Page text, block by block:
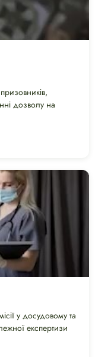
дозволу на
у досудовому та
експертизи